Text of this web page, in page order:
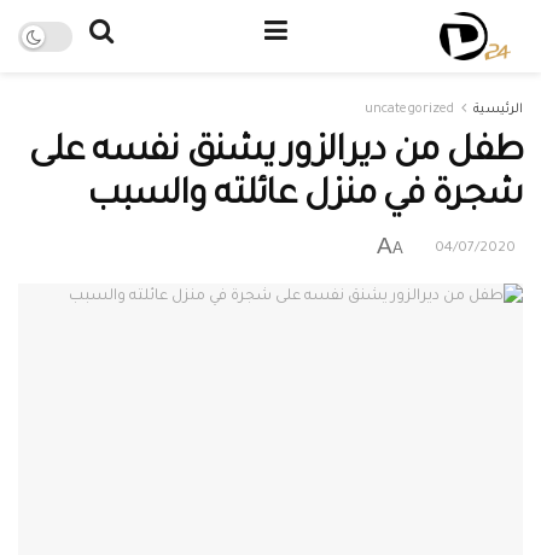
الرئيسية uncategorized
طفل من ديرالزور يشنق نفسه على
شجرة في منزل عائلته والسبب
04/07/2020
A
A